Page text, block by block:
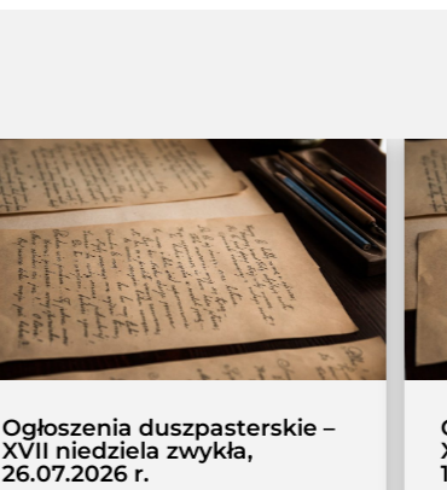
Ogłoszenia duszpasterskie –
XVII niedziela zwykła,
26.07.2026 r.